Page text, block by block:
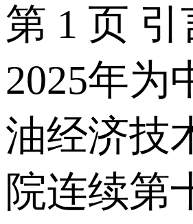
第 1 页 引
2025年为
油经济技
院连续第